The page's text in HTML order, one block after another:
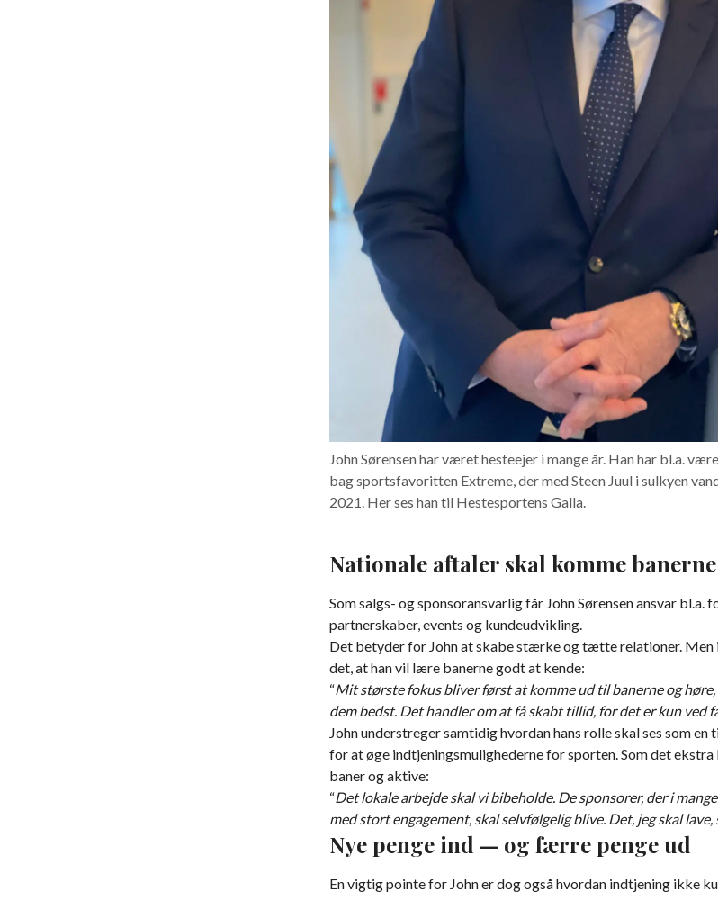
John Sørensen har været hesteejer i mange år. Han har bl.a.
bag sportsfavoritten Extreme, der med Steen Juul i sulkyen
2021. Her ses han til Hestesportens Galla.
Nationale aftaler skal komme
Som salgs- og sponsoransvarlig får John Sørensen ansvar bl.a.
partnerskaber, events og kundeudvikling.
Det betyder for John at skabe stærke og tætte relationer. Men
det, at han vil lære banerne godt at kende:
“Mit største fokus bliver først at komme ud til banerne og
dem bedst. Det handler om at få skabt tillid, for det er kun ved
John understreger samtidig hvordan hans rolle skal ses som en
for at øge indtjeningsmulighederne for sporten. Som det ekstra
baner og aktive:
“Det lokale arbejde skal vi bibeholde. De sponsorer, der i
med stort engagement, skal selvfølgelig blive. Det, jeg skal
Nye penge ind — og færre penge ud
En vigtig pointe for John er dog også hvordan indtjening ikke